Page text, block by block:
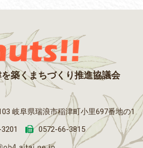
築くまちづくり推進協議会
岐阜県瑞浪市稲津町小里697番地の1
0572-66-3815